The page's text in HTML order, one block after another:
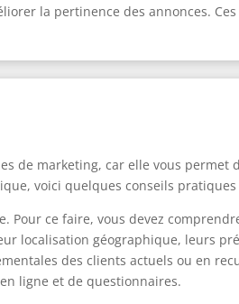
la pertinence des annonces.
de marketing, car elle vous
voici quelques conseils
ce faire, vous devez
localisation géographique, leurs
des clients actuels ou en
ligne et de questionnaires.